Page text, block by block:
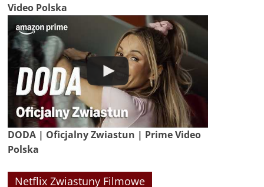
Video Polska
DODA | Oficjalny Zwiastun | Prime Video
Polska
Netflix Zwiastuny Filmowe